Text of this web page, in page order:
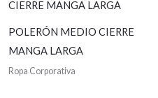
POLERÓN MEDIO CIERRE
MANGA LARGA
Ropa Corporativa